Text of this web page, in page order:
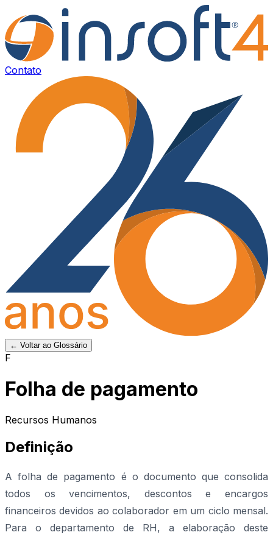
Contato
← Voltar ao Glossário
F
Folha de pagamento
Recursos Humanos
Definição
A folha de pagamento é o documento que consolida
todos os vencimentos, descontos e encargos
financeiros devidos ao colaborador em um ciclo mensal.
Para o departamento de RH, a elaboração deste